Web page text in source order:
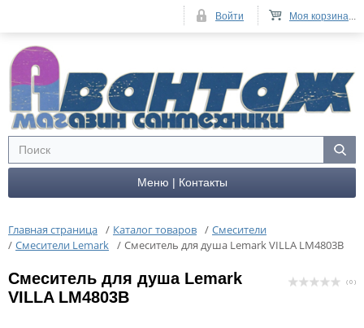
Меню | Контакты
Главная страница / Каталог товаров / Смесители
/ Смесители Lemark / Cмеситель для душа Lemark VILLA LM4803B
Cмеситель для душа Lemark
VILLA LM4803B
( 0 )
Моя корзина...
Войти